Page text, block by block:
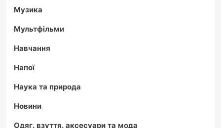
Музика
Мультфільми
Навчання
Напої
Наука та природа
Новини
Одяг, взуття, аксесуари та мода